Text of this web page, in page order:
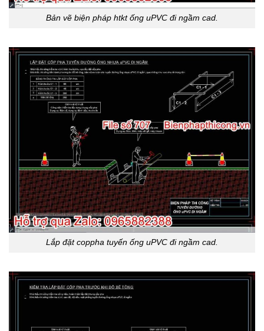
Bản vẽ biện pháp htkt ống uPVC đi ngầm cad.
Lắp đặt coppha tuyến ống uPVC đi ngầm cad.